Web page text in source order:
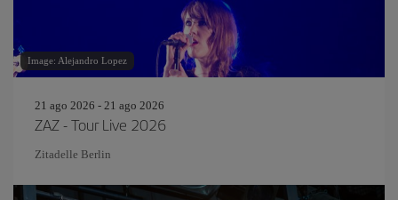
Image: Alejandro Lopez
21 ago 2026 - 21 ago 2026
ZAZ - Tour Live 2026
Zitadelle Berlin